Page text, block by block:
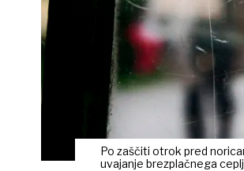
Po zaščiti otrok pred
uvajanje brezplačnega